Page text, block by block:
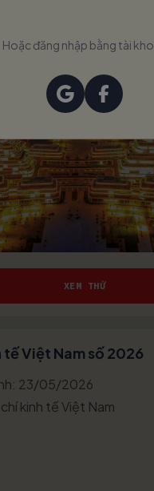
XEM THỬ
tế Việt Nam số 2026
23/05/2026
kinh tế Việt Nam
Hoặc đăng nhập bằng tài